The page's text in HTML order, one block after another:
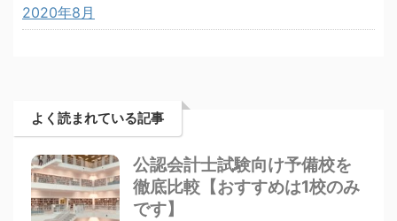
2020年8月
よく読まれている記事
公認会計士試験向け予備校を
徹底比較【おすすめは1校のみ
です】